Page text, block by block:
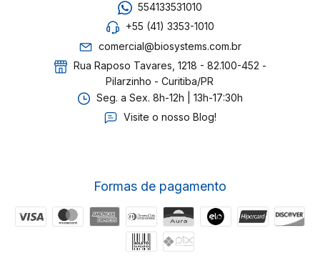
554133531010
+55 (41) 3353-1010
comercial@biosystems.com.br
Rua Raposo Tavares, 1218 - 82.100-452 -
Pilarzinho - Curitiba/PR
Seg. a Sex. 8h-12h | 13h-17:30h
Visite o nosso Blog!
Formas de pagamento